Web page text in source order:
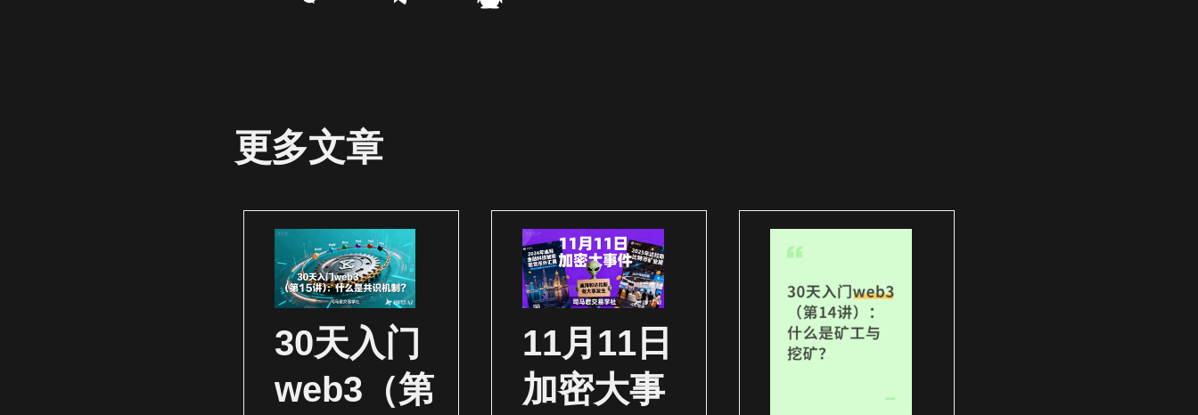
更多文章
30天入门
web3（第
11月11日
加密大事